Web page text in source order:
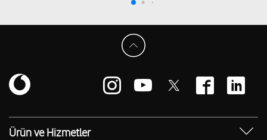
Ürün ve Hizmetler